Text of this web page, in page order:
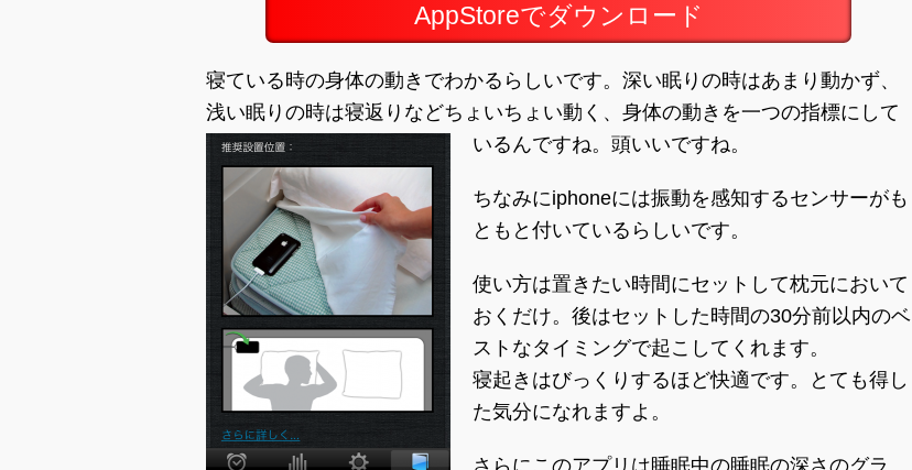
AppStoreでダウンロード
寝ている時の身体の動きでわかるらしいです。深い眠りの時はあまり動かず、
浅い眠りの時は寝返りなどちょいちょい動く、身体の動きを一つの指標にして
いるんですね。頭いいですね。
ちなみにiphoneには振動を感知するセンサーがも
ともと付いているらしいです。
使い方は置きたい時間にセットして枕元において
おくだけ。後はセットした時間の30分前以内のベ
ストなタイミングで起こしてくれます。
寝起きはびっくりするほど快適です。とても得し
た気分になれますよ。